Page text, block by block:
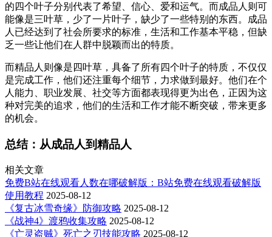
的四个叶子分别代表了希望、信心、爱和运气。而成品人则可
能像是三叶草，少了一片叶子，缺少了一些特别的东西。成品
人已经达到了社会所要求的标准，生活和工作基本平稳，但缺
乏一些让他们在人群中脱颖而出的特质。
而精品人则像是四叶草，具备了所有四个叶子的特质，不仅仅
是完成工作，他们还注重每个细节，力求做到最好。他们在个
人能力、职业发展、社交等方面都表现得更为出色，正因为这
种对完美的追求，他们的生活和工作才能不断突破，带来更多
的机会。
总结：从成品人到精品人
相关文章
免费B站在线观看人数在哪破解版：B站免费在线观看破解版
使用教程 2025-08-12
《复古冰雪奇缘》防御攻略 2025-08-12
《战神4》渡鸦收集攻略 2025-08-12
《亡灵盗贼》死亡之刃技能攻略 2025-08-12